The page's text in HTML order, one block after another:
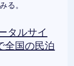
る。
タルサイ
全国の民泊